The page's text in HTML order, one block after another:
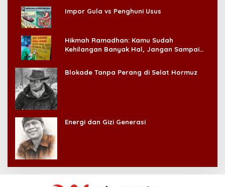
Impor Gula vs Penghuni Usus
Hikmah Ramadhan: Kamu Sudah
Kehilangan Banyak Hal, Jangan Sampai
Blokade Tanpa Perang di Selat Hormuz
Energi dan Gizi Generasi